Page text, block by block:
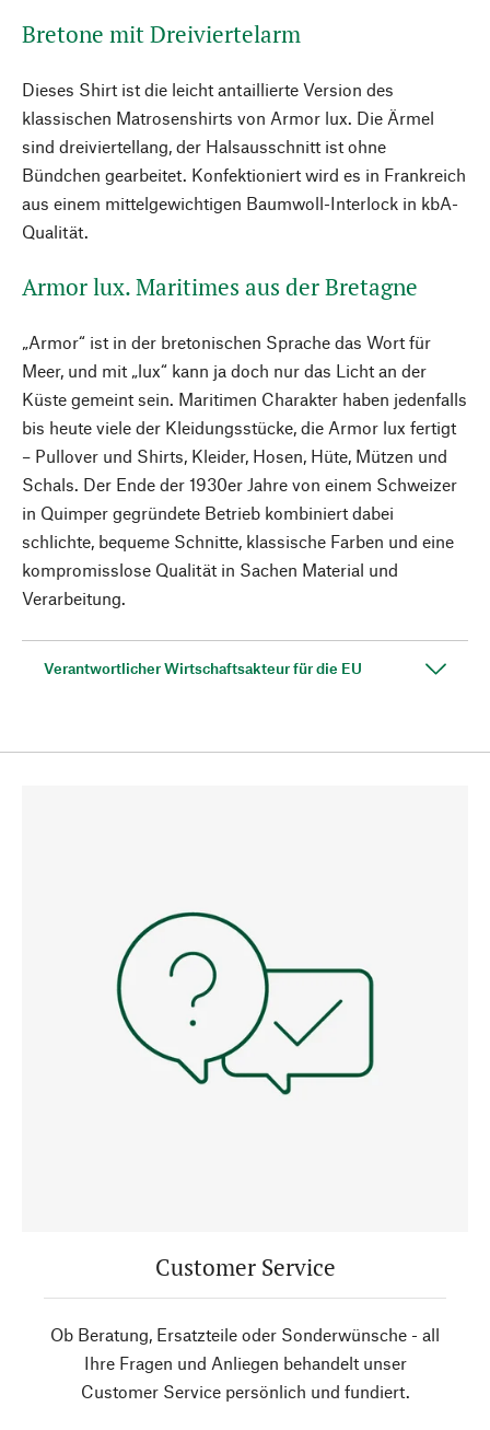
Bretone mit Dreiviertelarm
Dieses Shirt ist die leicht antaillierte Version des
klassischen Matrosenshirts von Armor lux. Die Ärmel
sind dreiviertellang, der Halsausschnitt ist ohne
Bündchen gearbeitet. Konfektioniert wird es in Frankreich
aus einem mittelgewichtigen Baumwoll-Interlock in kbA-
Qualität.
Armor lux. Maritimes aus der Bretagne
„Armor“ ist in der bretonischen Sprache das Wort für
Meer, und mit „lux“ kann ja doch nur das Licht an der
Küste gemeint sein. Maritimen Charakter haben jedenfalls
bis heute viele der Kleidungsstücke, die Armor lux fertigt
– Pullover und Shirts, Kleider, Hosen, Hüte, Mützen und
Schals. Der Ende der 1930er Jahre von einem Schweizer
in Quimper gegründete Betrieb kombiniert dabei
schlichte, bequeme Schnitte, klassische Farben und eine
kompromisslose Qualität in Sachen Material und
Verarbeitung.
Verantwortlicher Wirtschaftsakteur für die EU
Customer Service
Ob Beratung, Ersatzteile oder Sonderwünsche - all
Ihre Fragen und Anliegen behandelt unser
Customer Service persönlich und fundiert.